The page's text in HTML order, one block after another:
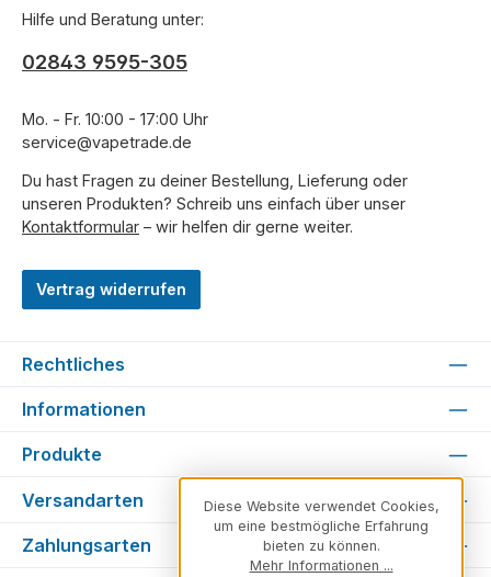
Hilfe und Beratung unter:
02843 9595-305
Mo. - Fr. 10:00 - 17:00 Uhr
service@vapetrade.de
Du hast Fragen zu deiner Bestellung, Lieferung oder
unseren Produkten? Schreib uns einfach über unser
Kontaktformular – wir helfen dir gerne weiter.
Vertrag widerrufen
Rechtliches
Informationen
Produkte
Versandarten
Zahlungsarten
Diese Website verwendet Cookies,
um eine bestmögliche Erfahrung
bieten zu können.
Mehr Informationen ...